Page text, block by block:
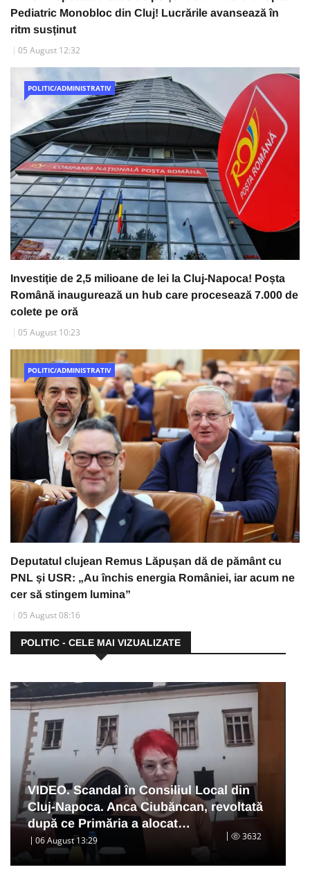
Pediatric Monobloc din Cluj! Lucrările avansează în
ritm susținut
05 August 12:32
POLITIC/ADMINISTRATIV
Investiție de 2,5 milioane de lei la Cluj-Napoca! Poșta
Română inaugurează un hub care procesează 7.000 de
colete pe oră
05 August 10:23
POLITIC/ADMINISTRATIV
Deputatul clujean Remus Lăpușan dă de pământ cu
PNL și USR: „Au închis energia României, iar acum ne
cer să stingem lumina”
05 August 08:16
POLITIC - CELE MAI VIZUALIZATE
VIDEO. Scandal în Consiliul Local din
Cluj-Napoca. Anca Ciubăncan, revoltată
după ce Primăria a alocat…
06 August 13:29 3632